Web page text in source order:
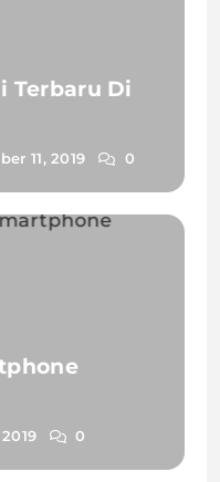
Terbaru Di
11, 2019 0
0